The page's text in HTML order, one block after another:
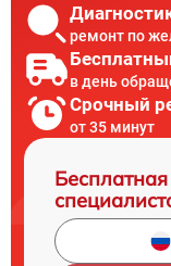
ремонт по
в день
Срочный
от 35 минут